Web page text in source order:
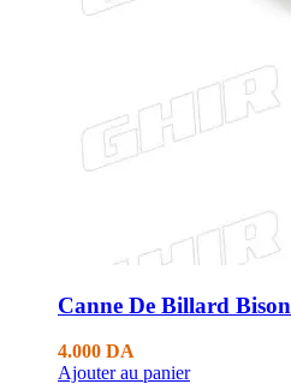
Canne De Billard Bison
4.000 DA
Ajouter au panier